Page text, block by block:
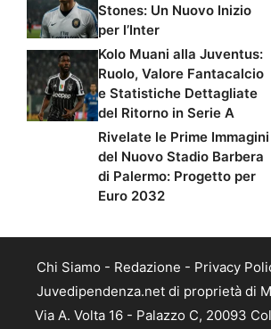
Stones: Un Nuovo Inizio
per l’Inter
Kolo Muani alla Juventus:
Ruolo, Valore Fantacalcio
e Statistiche Dettagliate
del Ritorno in Serie A
Rivelate le Prime Immagini
del Nuovo Stadio Barbera
di Palermo: Progetto per
Euro 2032
Chi Siamo - Redazione - Privacy
Juvedipendenza.net di proprietà di
Via A. Volta 16 - Palazzo C, 20093